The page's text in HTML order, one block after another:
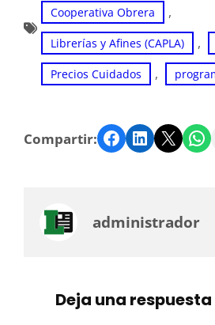
Cooperativa Obrera ,
Librerías y Afines (CAPLA) ,
Precios Cuidados ,
Compartir: Facebook LinkedIn Twitter WhatsApp
administrador
Deja una respuesta